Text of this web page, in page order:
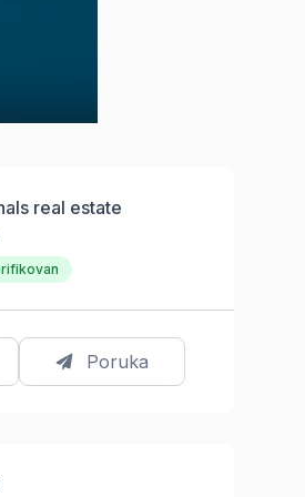
real estate
Poruka